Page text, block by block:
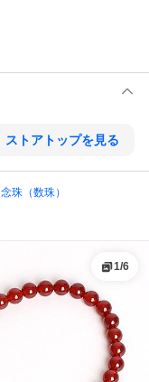
ストアトップを見る
念珠（数珠）
1/6